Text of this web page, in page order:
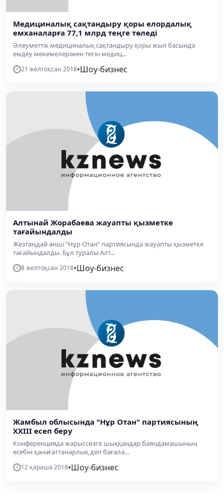
Медициналық сақтандыру қоры елордалық
емханаларға 77,1 млрд теңге төледі
​Әлеуметтік медициналық сақтандыру қоры жыл басында
емдеу мекемелерімен тегін медиц...
21 желтоқсан 2018•Шоу-бизнес
Алтынай Жорабаева жауапты қызметке
тағайындалды
Жезтаңдай әнші “Нұр Отан” партиясында жауапты қызметке
тағайындалды. Бұл туралы Алт...
8 желтоқсан 2018•Шоу-бизнес
Жамбыл облысында "Нұр Отан" партиясының
ХХІІІ есеп беру
Конференцияда жарыссөзге шыққандар баяндамашының
есебін қанағаттанарлық деп бағала...
12 қараша 2018•Шоу-бизнес